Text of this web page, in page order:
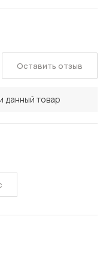
данный товар
Оставить отзыв